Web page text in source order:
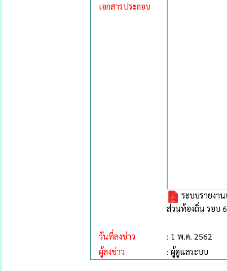
เอกสารประกอบ
ระบบรายงา
ส่วนท้องถิ่น รอบ
วันที่ลงข่าว
: 1 พ.ค. 2562
ผู้ลงข่าว
: ผู้ดูแลระบบ